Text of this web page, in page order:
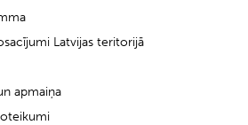
Latvijas teritorijā
apmaiņa